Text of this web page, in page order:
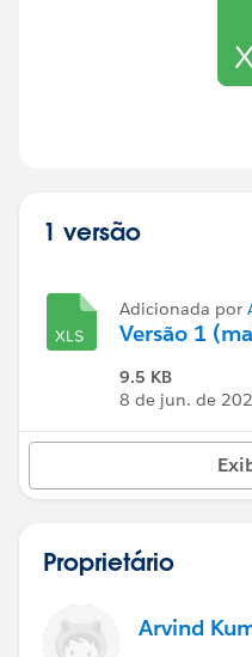
1 versão
Adicionada por
Versão 1
9.5 KB
8 de jun. de
Proprietário
Arvind